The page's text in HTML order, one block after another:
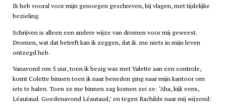
Ik heb vooral voor mijn genoegen geschreven, bij vlagen, met tijdelijke
bezieling.
Schrijven is alleen een andere wijze van dromen voor mij geweest.
Dromen, wat dat betreft kan ik zeggen, dat ik. me niets in mijn leven
ontzegd heb.
Vanavond om 5 uur, toen ik bezig was met Valette aan een controle,
komt Colette binnen toen ik naar beneden ging naar mijn kantoor om
iets te halen. Toen ze me binnen zag komen zei ze: ‘Aha, kijk eens,
Léautaud. Goedenavond Léautaud,’ en tegen Rachilde naar mij wijzend: